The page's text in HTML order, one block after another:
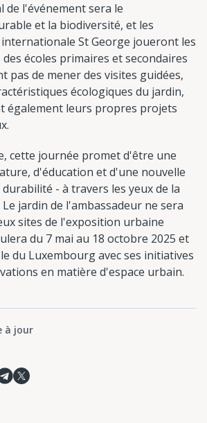
de l'événement sera le
et la biodiversité, et les
St George joueront les
des écoles primaires et secondaires
pas de mener des visites guidées,
écologiques du jardin,
également leurs propres projets
cette journée promet d'être une
d'éducation et d'une nouvelle
- à travers les yeux de la
jardin de l'ambassadeur ne sera
sites de l'exposition urbaine
du 7 mai au 18 octobre 2025 et
du Luxembourg avec ses initiatives
en matière d'espace urbain.
à jour